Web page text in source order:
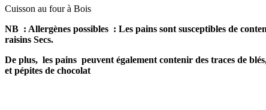
Cuisson au four à Bois
NB : Allergènes possibles : Les pains sont susceptibles de
raisins Secs.
De plus, les pains peuvent également contenir des traces de
et pépites de chocolat